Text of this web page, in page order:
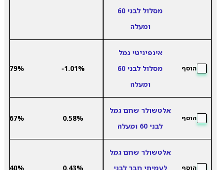
מסלול לבני 60
ומעלה
הוסף
אינפיניטי גמל
מסלול לבני 60
ומעלה
-1.01%
6.79%
הוסף
אלטשולר שחם גמל
לבני 60 ומעלה
0.58%
3.67%
הוסף
אלטשולר שחם גמל
לעמיתי חבר לבני
0.43%
3.40%